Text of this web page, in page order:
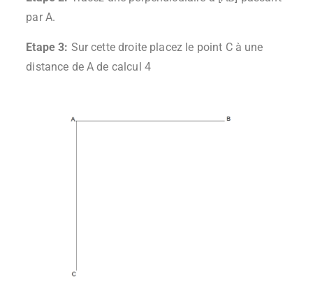
par A.
Etape 3: Sur cette droite placez le point C à une
distance de A de calcul 4